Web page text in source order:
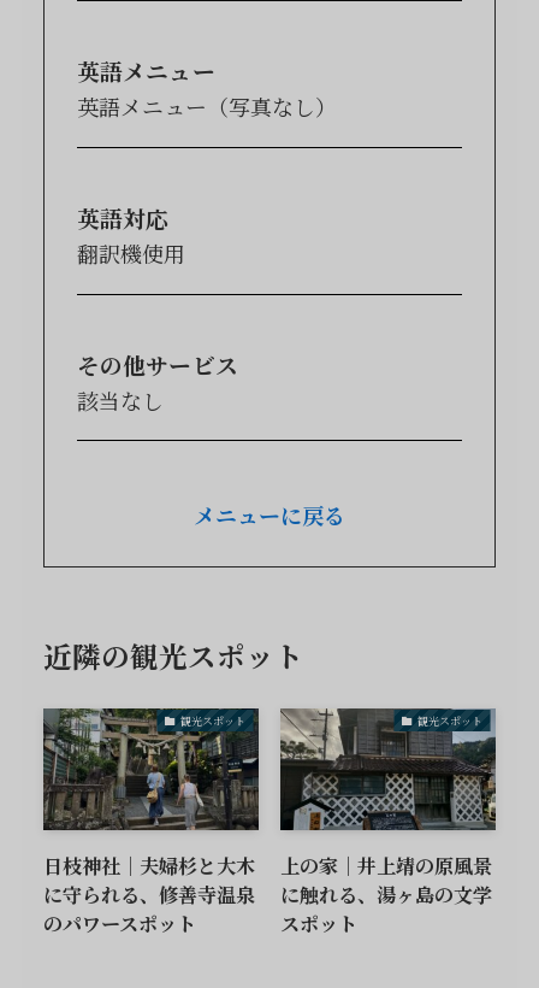
英語メニュー
英語メニュー（写真なし）
英語対応
翻訳機使用
その他サービス
該当なし
メニューに戻る
近隣の観光スポット
観光スポット
日枝神社｜夫婦杉と大木
に守られる、修善寺温泉
のパワースポット
観光スポット
上の家｜井上靖の原風景
に触れる、湯ヶ島の文学
スポット